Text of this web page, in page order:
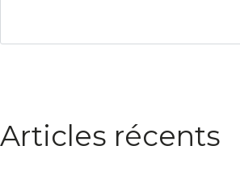
Articles récents